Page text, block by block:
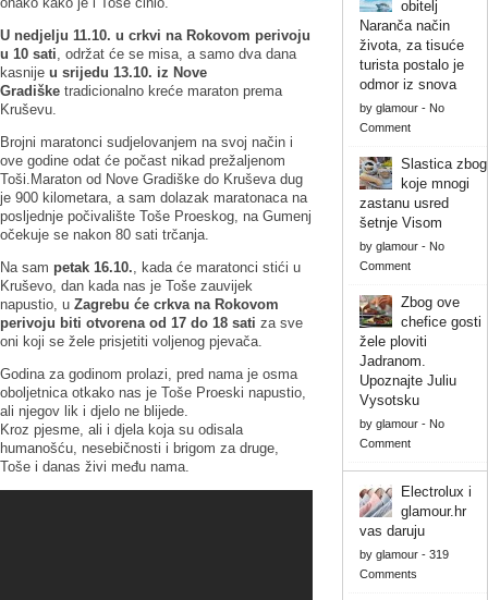
U nedjelju 11.10. u crkvi na Rokovom perivoju
u 10 sati , održat će se misa, a samo dva dana
kasnije u srijedu 13.10. iz Nove
Gradiške tradicionalno kreće maraton prema
Kruševu.
Brojni maratonci sudjelovanjem na svoj način i
ove godine odat će počast nikad prežaljenom
Toši.Maraton od Nove Gradiške do Kruševa dug
je 900 kilometara, a sam dolazak maratonaca na
posljednje počivalište Toše Proeskog, na Gumenj
očekuje se nakon 80 sati trčanja.
Na sam petak 16.10. , kada će maratonci stići u
Kruševo, dan kada nas je Toše zauvijek
napustio, u Zagrebu će crkva na Rokovom
perivoju biti otvorena od 17 do 18 sati za sve
oni koji se žele prisjetiti voljenog pjevača.
Godina za godinom prolazi, pred nama je osma
oboljetnica otkako nas je Toše Proeski napustio,
ali njegov lik i djelo ne blijede.
Kroz pjesme, ali i djela koja su odisala
humanošću, nesebičnosti i brigom za druge,
Toše i danas živi među nama.
obitelj
Naranča način
života, za tisuće
turista postalo je
odmor iz snova
by glamour- No
Comment
Slastica zbog
koje mnogi
zastanu usred
šetnje Visom
by glamour- No
Comment
Zbog ove
chefice gosti
žele ploviti
Jadranom.
Upoznajte Juliu
Vysotsku
by glamour- No
Comment
Electrolux i
glamour.hr
vas daruju
by glamour- 319
Comments